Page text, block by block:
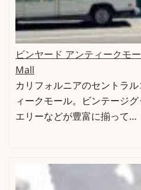
ビンヤード アンティークモ
Mall
カリフォルニアのセントラ
ィークモール。ビンテージ
エリーなどが豊富に揃って…